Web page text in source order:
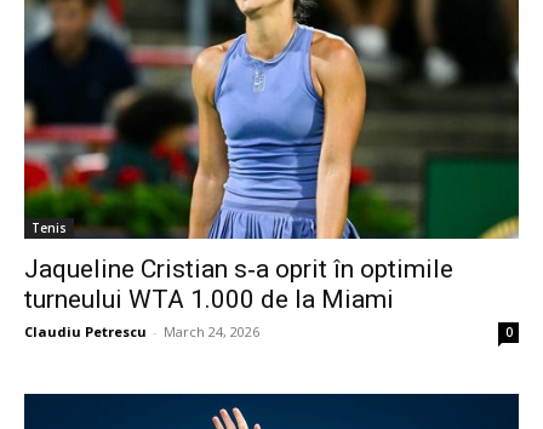
Tenis
Jaqueline Cristian s‑a oprit în optimile
turneului WTA 1.000 de la Miami
Claudiu Petrescu - March 24, 2026 0